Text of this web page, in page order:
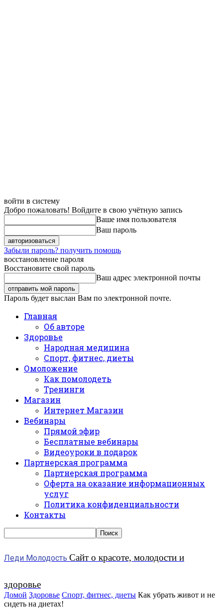
войти в систему
Добро пожаловать! Войдите в свою учётную запись
Ваше имя пользователя
Ваш пароль
Забыли пароль? получить помощь
восстановление пароля
Восстановите свой пароль
Ваш адрес электронной почты
Пароль будет выслан Вам по электронной почте.
Главная
Об авторе
Здоровье
Народная медицина
Спорт, фитнес, диеты
Омоложение
Как помолодеть
Тренинги
Магазин
Интернет Магазин
Вебинары
Прямой эфир
Бесплатные вебинары
Видеоуроки в подарок
Партнерская программа
Партнерская программа
Оферта на оказание информационных
услуг
Политика конфиденциальности
Контакты
Леди Молодость Сайт о красоте, молодости и
здоровье
Домой Здоровье Спорт, фитнес, диеты Как убрать живот и не
сидеть на диетах!